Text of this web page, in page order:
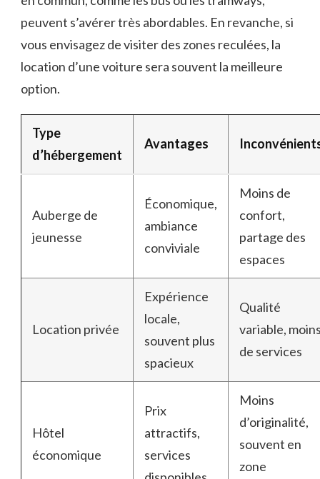
peuvent s’avérer très abordables. En revanche, si
vous envisagez de visiter des zones reculées, la
location d’une voiture sera souvent la meilleure
option.
Type
d’hébergement
Avantages
Auberge de
jeunesse
Économique,
ambiance
conviviale
Moins de
confort,
partage des
espaces
Location privée
Expérience
locale,
souvent plus
spacieux
Qualité
variable,
de services
Hôtel
économique
Prix
attractifs,
services
Moins
d’originalité,
souvent en
zone